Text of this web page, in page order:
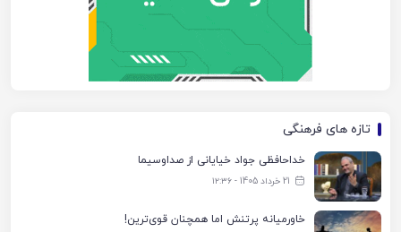
تازه های فرهنگی
خداحافظی جواد خیایانی از صداوسیما
21 خرداد 1405 - ۱۲:۳۶
خاورمیانه پرتنش اما همچنان قوی‌ترین!